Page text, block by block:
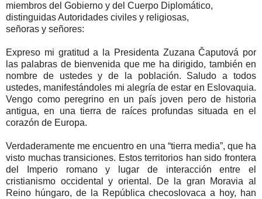
miembros del Gobierno y del Cuerpo Diplomático,
distinguidas Autoridades civiles y religiosas,
señoras y señores:
Expreso mi gratitud a la Presidenta Zuzana Čaputová por
las palabras de bienvenida que me ha dirigido, también en
nombre de ustedes y de la población. Saludo a todos
ustedes, manifestándoles mi alegría de estar en Eslovaquia.
Vengo como peregrino en un país joven pero de historia
antigua, en una tierra de raíces profundas situada en el
corazón de Europa.
Verdaderamente me encuentro en una “tierra media”, que ha
visto muchas transiciones. Estos territorios han sido frontera
del Imperio romano y lugar de interacción entre el
cristianismo occidental y oriental. De la gran Moravia al
Reino húngaro, de la República checoslovaca a hoy, han